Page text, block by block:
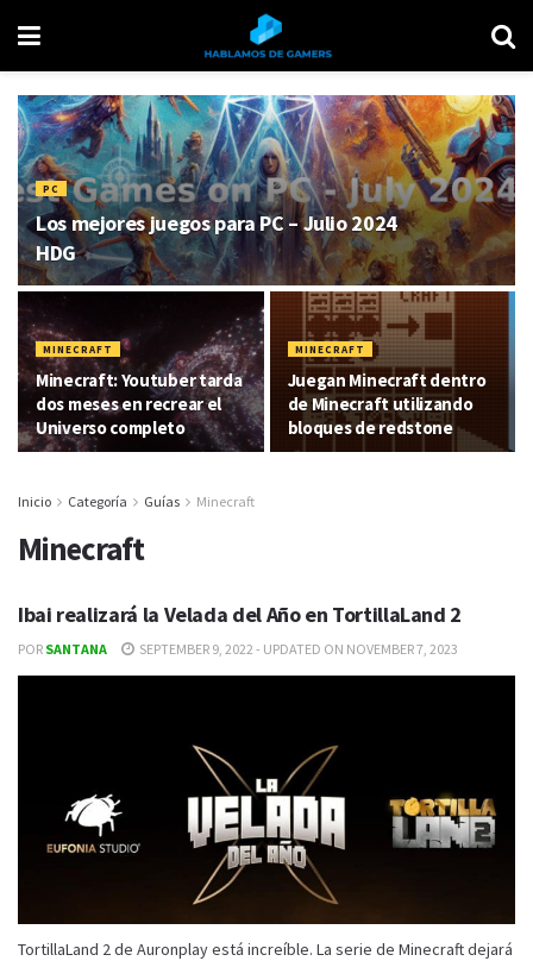
PC
Los mejores juegos para PC – Julio 2024
HDG
MINECRAFT
Minecraft: Youtuber tarda
dos meses en recrear el
Universo completo
MINECRAFT
Juegan Minecraft dentro
de Minecraft utilizando
bloques de redstone
Inicio Categoría Guías Minecraft
Minecraft
Ibai realizará la Velada del Año en TortillaLand 2
POR SANTANA SEPTEMBER 9, 2022 - UPDATED ON NOVEMBER 7, 2023
TortillaLand 2 de Auronplay está increíble. La serie de Minecraft dejará